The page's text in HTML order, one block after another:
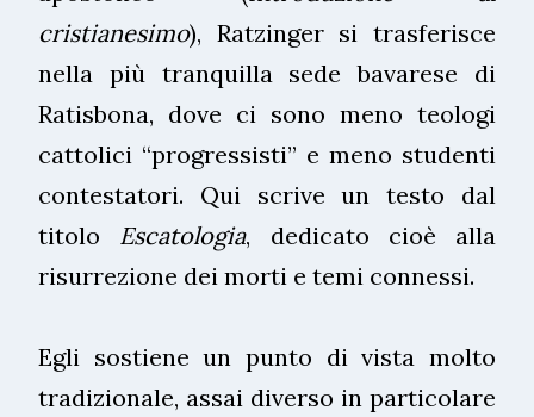
cristianesimo), Ratzinger si trasferisce
nella più tranquilla sede bavarese di
Ratisbona, dove ci sono meno teologi
cattolici “progressisti” e meno studenti
contestatori. Qui scrive un testo dal
titolo Escatologia, dedicato cioè alla
risurrezione dei morti e temi connessi.
Egli sostiene un punto di vista molto
tradizionale, assai diverso in particolare